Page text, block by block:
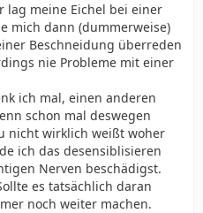
lag meine Eichel bei einer
mich dann (dummerweise)
Beschneidung überreden
nie Probleme mit einer
ich mal, einen anderen
schon mal deswegen
nicht wirklich weißt woher
ich das desensiblisieren
Nerven beschädigst.
es tatsächlich daran
noch weiter machen.